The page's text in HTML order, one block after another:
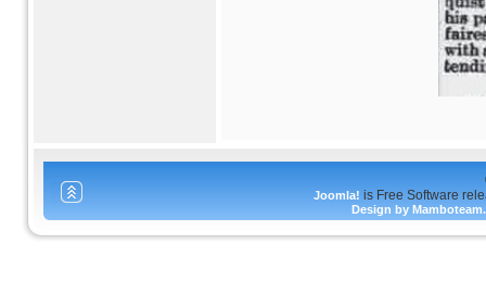
Joomla! is Free Software
Design by